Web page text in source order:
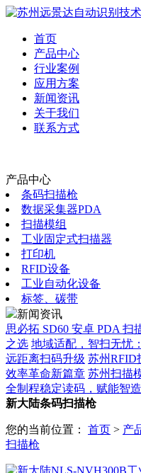
首页
产品中心
行业案例
应用方案
新闻资讯
关于我们
联系方式
产品中心
条码扫描枪
数据采集器PDA
扫描模组
工业固定式扫描器
打印机
RFID设备
工业自动化设备
标签、碳带
新闻资讯
思必拓 SD60 安卓 PDA
之选 地域适配，智扫无忧
远距离扫码升级 苏州RFID
效率革命新篇章 苏州扫描
全制程稳定读码，赋能智
新大陆条码扫描枪
您的当前位置： 首页 > 产
扫描枪